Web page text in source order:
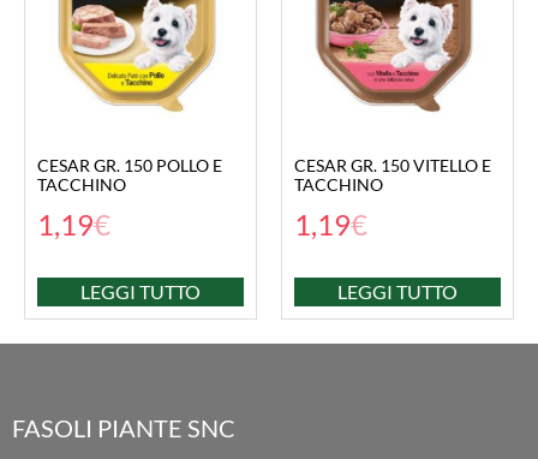
CESAR GR. 150 POLLO E
TACCHINO
1,19€
LEGGI TUTTO
CESAR GR. 150 VITELLO E
TACCHINO
1,19€
LEGGI TUTTO
FASOLI PIANTE SNC